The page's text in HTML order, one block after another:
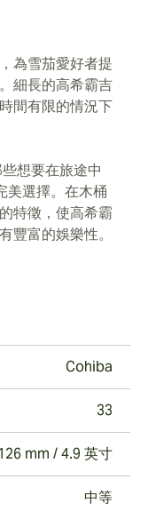
為雪茄愛好者提
細長的高希霸吉
間有限的情況下
想要在旅途中
美選擇。在木桶
特徵，使高希霸
豐富的娛樂性。
Cohiba
33
mm / 4.9 英寸
中等